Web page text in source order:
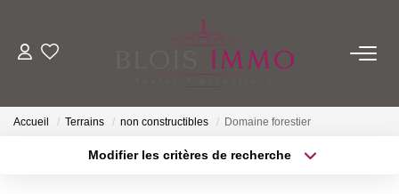
Acheter
Louer
Accueil Terrains non constructibles Domaine forestier
Modifier les critères de recherche